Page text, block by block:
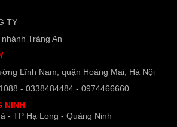
TY
Tràng An
Lĩnh Nam, quận Hoàng Mai, Hà Nội
- 0338484484 - 0974466660
NINH
- TP Hạ Long - Quảng Ninh